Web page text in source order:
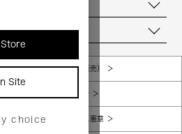
Site
choice
販売規約（店頭販売）
個人情報保護方針
コンプライアンス憲章